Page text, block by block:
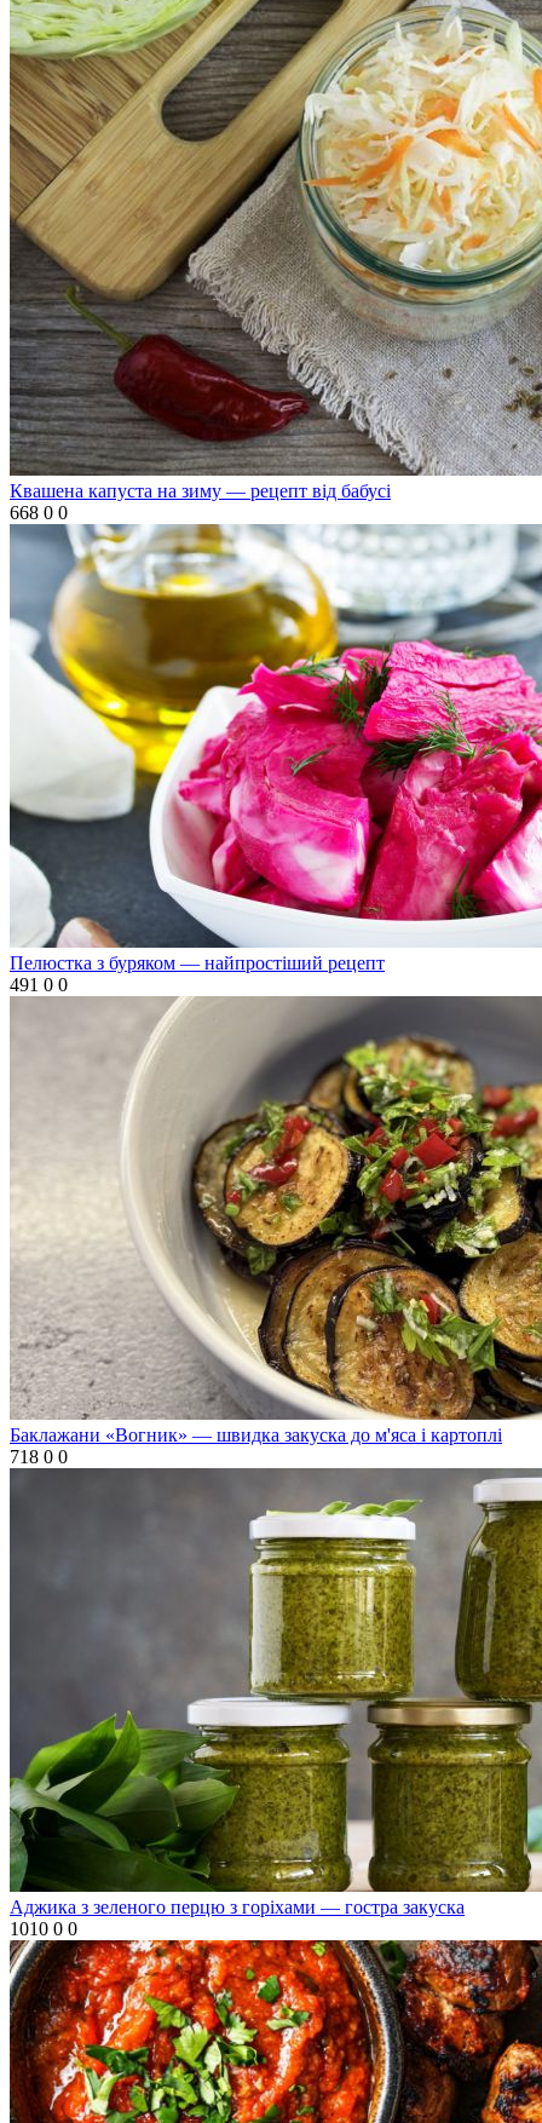
Квашена капуста на зиму — рецепт від бабусі
668 0 0
Пелюстка з буряком — найпростіший рецепт
491 0 0
Баклажани «Вогник» — швидка закуска до м'яса і картоплі
718 0 0
Аджика з зеленого перцю з горіхами — гостра закуска
1010 0 0